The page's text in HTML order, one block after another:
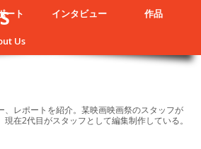
ート インタビュー 作品
Us
、レポートを紹介。某映画映画祭のスタッフが
在2代目がスタッフとして編集制作している。